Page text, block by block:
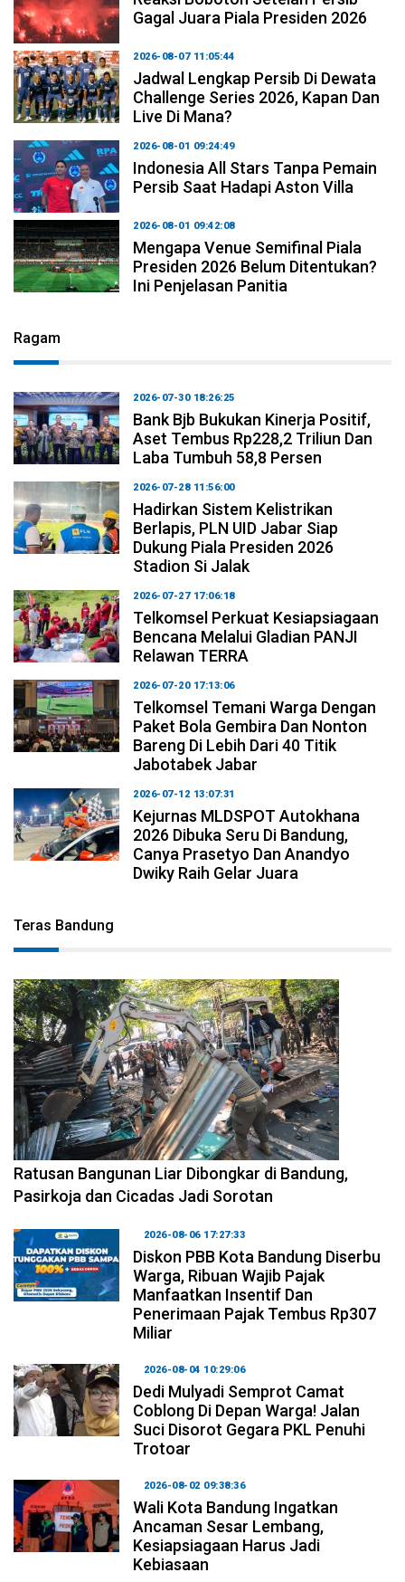
Gagal Juara Piala Presiden 2026
2026-08-07 11:05:44
Jadwal Lengkap Persib Di Dewata
Challenge Series 2026, Kapan Dan
Live Di Mana?
2026-08-01 09:24:49
Indonesia All Stars Tanpa Pemain
Persib Saat Hadapi Aston Villa
2026-08-01 09:42:08
Mengapa Venue Semifinal Piala
Presiden 2026 Belum Ditentukan?
Ini Penjelasan Panitia
Ragam
2026-07-30 18:26:25
Bank Bjb Bukukan Kinerja Positif,
Aset Tembus Rp228,2 Triliun Dan
Laba Tumbuh 58,8 Persen
2026-07-28 11:56:00
Hadirkan Sistem Kelistrikan
Berlapis, PLN UID Jabar Siap
Dukung Piala Presiden 2026
Stadion Si Jalak
2026-07-27 17:06:18
Telkomsel Perkuat Kesiapsiagaan
Bencana Melalui Gladian PANJI
Relawan TERRA
2026-07-20 17:13:06
Telkomsel Temani Warga Dengan
Paket Bola Gembira Dan Nonton
Bareng Di Lebih Dari 40 Titik
Jabotabek Jabar
2026-07-12 13:07:31
Kejurnas MLDSPOT Autokhana
2026 Dibuka Seru Di Bandung,
Canya Prasetyo Dan Anandyo
Dwiky Raih Gelar Juara
Teras Bandung
2026-08-06 17:34:08
Ratusan Bangunan Liar Dibongkar di Bandung,
Pasirkoja dan Cicadas Jadi Sorotan
2026-08-06 17:27:33
Diskon PBB Kota Bandung Diserbu
Warga, Ribuan Wajib Pajak
Manfaatkan Insentif Dan
Penerimaan Pajak Tembus Rp307
Miliar
2026-08-04 10:29:06
Dedi Mulyadi Semprot Camat
Coblong Di Depan Warga! Jalan
Suci Disorot Gegara PKL Penuhi
Trotoar
2026-08-02 09:38:36
Wali Kota Bandung Ingatkan
Ancaman Sesar Lembang,
Kesiapsiagaan Harus Jadi
Kebiasaan